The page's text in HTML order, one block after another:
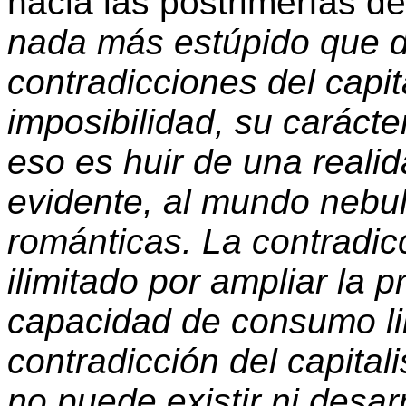
nada más estúpido que
contradicciones del
imposibilidad, su
eso es huir de una
evidente, al mundo
románticas. La
ilimitado por ampliar la
capacidad de consumo
contradicción del